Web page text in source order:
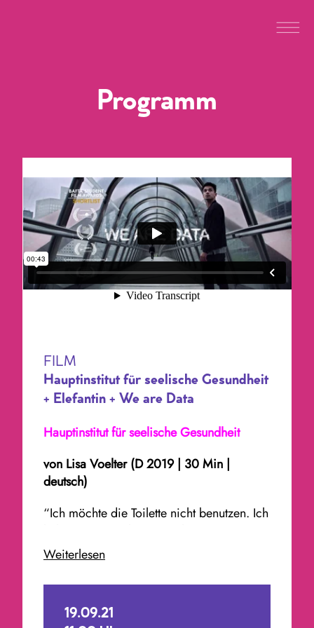
Programm
FILM
Hauptinstitut für seelische Gesundheit
+ Elefantin + We are Data
Hauptinstitut für seelische Gesundheit
von Lisa Voelter(D 2019 | 30 Min |
deutsch)
“Ich möchte die Toilette nicht benutzen. Ich
Informationen über mich aus meinen
Exkrementen.” Sara ist 27 und auf einer
Reise ohne Schuhe, ohne Geld, ohne
Psychiatrie, wo sie nicht nur mit der
Weiterlesen
19.09.21